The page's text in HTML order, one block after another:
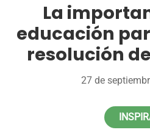
La
educación
resolución
27 de